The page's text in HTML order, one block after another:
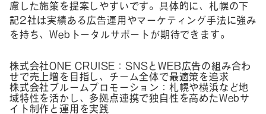
慮した施策を提案しやすいです。具体的に、札幌の下
記2社は実績ある広告運用やマーケティング手法に強み
を持ち、Webトータルサポートが期待できます。
株式会社ONE CRUISE：SNSとWEB広告の組み合わ
せで売上増を目指し、チーム全体で最適策を追求
株式会社ブルームプロモーション：札幌や横浜など地
域特性を活かし、多拠点連携で独自性を高めたWebサ
イト制作と運用を実践